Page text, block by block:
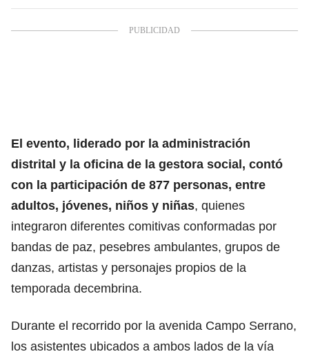
El evento, liderado por la administración
distrital y la oficina de la gestora social, contó
con la participación de 877 personas, entre
adultos, jóvenes, niños y niñas, quienes
integraron diferentes comitivas conformadas por
bandas de paz, pesebres ambulantes, grupos de
danzas, artistas y personajes propios de la
temporada decembrina.
Durante el recorrido por la avenida Campo Serrano,
los asistentes ubicados a ambos lados de la vía